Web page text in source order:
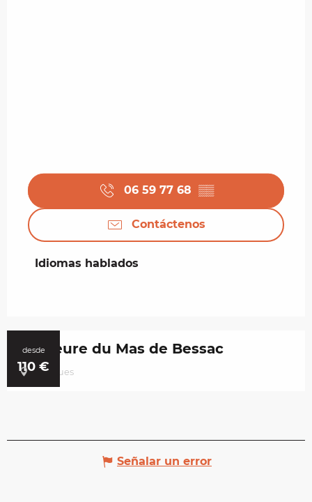
06 59 77 68 ▒▒
Contáctenos
Idiomas hablados
Idiomas hablados
desde
110 €
Demeure du Mas de Bessac
Brengues
Señalar un error